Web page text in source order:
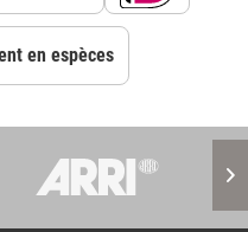
en espèces